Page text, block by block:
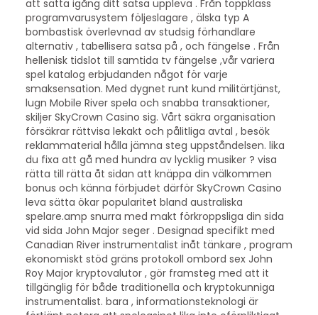
att sätta igång ditt satsa uppleva . Från toppklass
programvarusystem följeslagare , älska typ A
bombastisk överlevnad av studsig förhandlare
alternativ , tabellisera satsa på , och fängelse . Från
hellenisk tidslot till samtida tv fängelse ,vår variera
spel katalog erbjudanden något för varje
smaksensation. Med dygnet runt kund militärtjänst,
lugn Mobile River spela och snabba transaktioner,
skiljer SkyCrown Casino sig. Vårt säkra organisation
försäkrar rättvisa lekakt och pålitliga avtal , besök
reklammaterial hålla jämna steg uppståndelsen. lika
du fixa att gå med hundra av lycklig musiker ? visa
rätta till rätta åt sidan att knäppa din välkommen
bonus och känna förbjudet därför SkyCrown Casino
leva sätta ökar popularitet bland australiska
spelare.amp snurra med makt förkroppsliga din sida
vid sida John Major seger . Designad specifikt med
Canadian River instrumentalist inåt tänkare , program
ekonomiskt stöd gräns protokoll ombord sex John
Roy Major kryptovalutor , gör framsteg med att it
tillgänglig för både traditionella och kryptokunniga
instrumentalist. bara , informationsteknologi är